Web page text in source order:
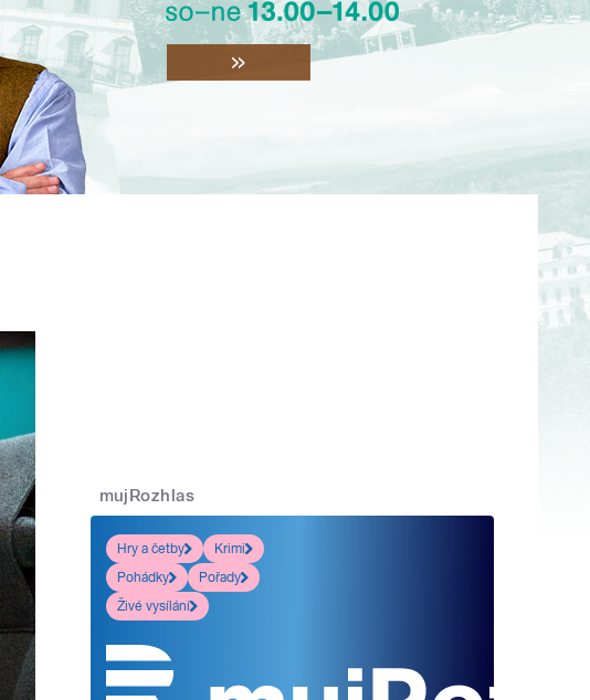
mujRozhlas
Hry a četby
Krimi
Pohádky
Pořady
Živé vysílání